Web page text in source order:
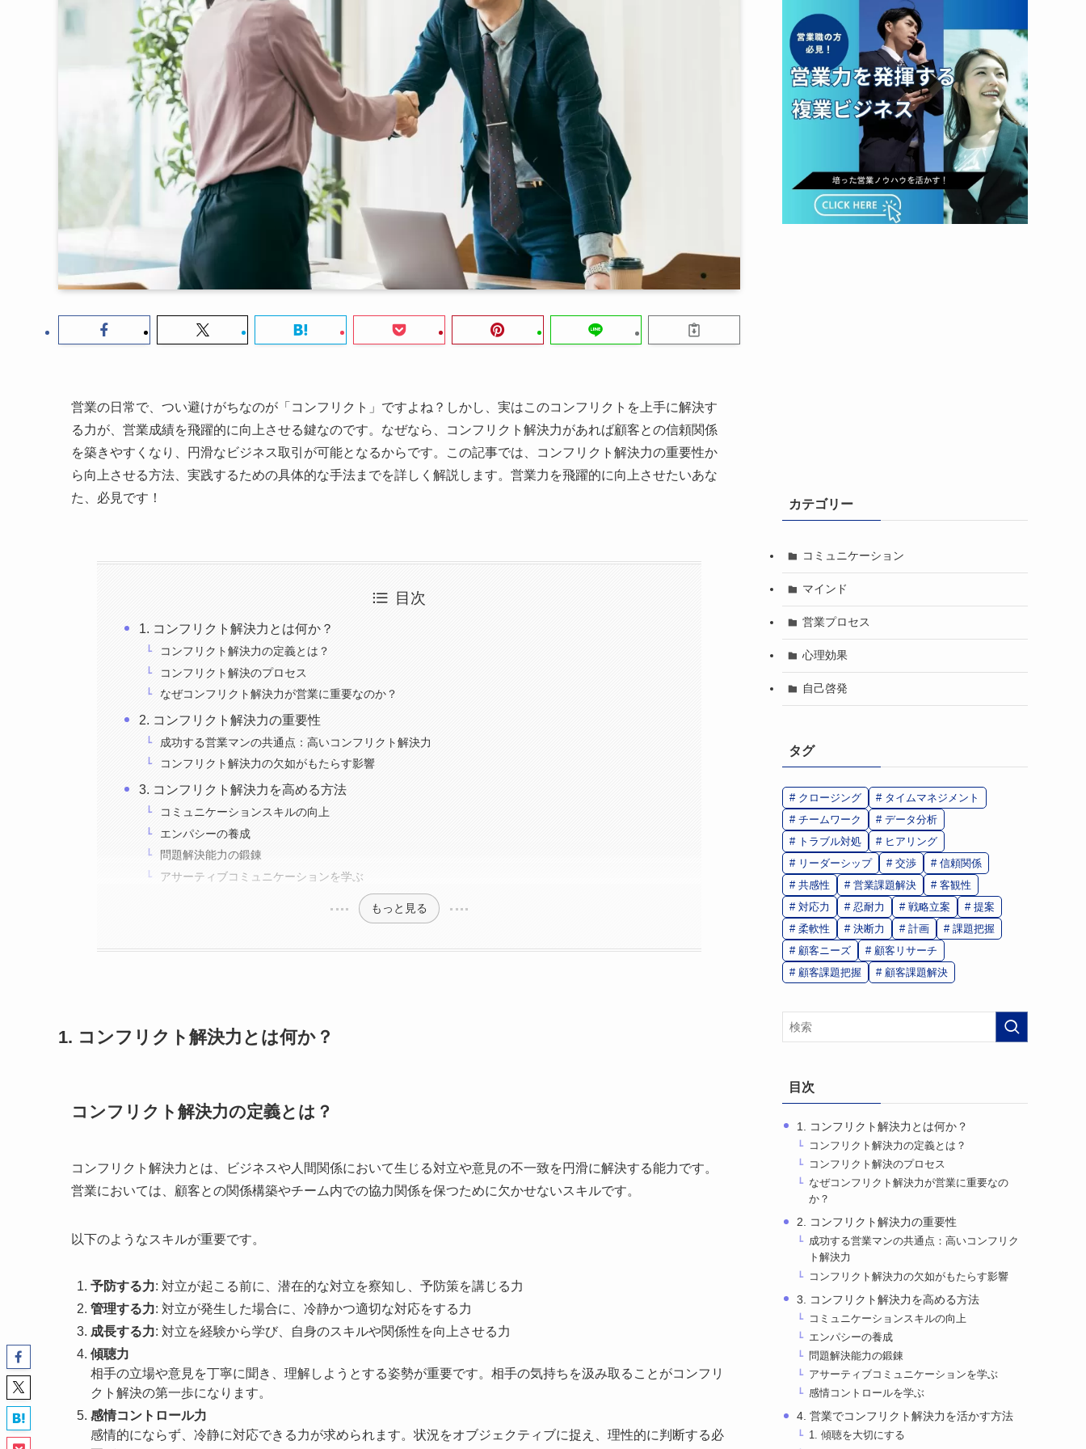
営業の日常で、つい避けがちなのが「コンフリクト」ですよね？しかし、実はこのコンフリクトを上手に解決す
る力が、営業成績を飛躍的に向上させる鍵なのです。なぜなら、コンフリクト解決力があれば顧客との信頼関係
を築きやすくなり、円滑なビジネス取引が可能となるからです。この記事では、コンフリクト解決力の重要性か
ら向上させる方法、実践するための具体的な手法までを詳しく解説します。営業力を飛躍的に向上させたいあな
た、必見です！
目次
1. コンフリクト解決力とは何か？
コンフリクト解決力の定義とは？
コンフリクト解決のプロセス
なぜコンフリクト解決力が営業に重要なのか？
2. コンフリクト解決力の重要性
成功する営業マンの共通点：高いコンフリクト解決力
コンフリクト解決力の欠如がもたらす影響
3. コンフリクト解決力を高める方法
コミュニケーションスキルの向上
エンパシーの養成
問題解決能力の鍛錬
アサーティブコミュニケーションを学ぶ
もっと見る
1. コンフリクト解決力とは何か？
コンフリクト解決力の定義とは？
コンフリクト解決力とは、ビジネスや人間関係において生じる対立や意見の不一致を円滑に解決する能力です。
営業においては、顧客との関係構築やチーム内での協力関係を保つために欠かせないスキルです。
以下のようなスキルが重要です。
予防する力: 対立が起こる前に、潜在的な対立を察知し、予防策を講じる力
管理する力: 対立が発生した場合に、冷静かつ適切な対応をする力
成長する力: 対立を経験から学び、自身のスキルや関係性を向上させる力
傾聴力
相手の立場や意見を丁寧に聞き、理解しようとする姿勢が重要です。相手の気持ちを汲み取ることがコンフリ
クト解決の第一歩になります。
感情コントロール力
感情的にならず、冷静に対応できる力が求められます。状況をオブジェクティブに捉え、理性的に判断する必
カテゴリー
コミュニケーション
マインド
営業プロセス
心理効果
自己啓発
タグ
クロージング
タイムマネジメント
チームワーク
データ分析
トラブル対処
ヒアリング
リーダーシップ
交渉
信頼関係
共感性
営業課題解決
客観性
対応力
忍耐力 戦略立案
提案
柔軟性
決断力 計画
課題把握
顧客ニーズ
顧客リサーチ
顧客課題把握
顧客課題解決
目次
1. コンフリクト解決力とは何か？
コンフリクト解決力の定義とは？
コンフリクト解決のプロセス
なぜコンフリクト解決力が営業に重要なの
か？
2. コンフリクト解決力の重要性
成功する営業マンの共通点：高いコンフリク
ト解決力
コンフリクト解決力の欠如がもたらす影響
3. コンフリクト解決力を高める方法
コミュニケーションスキルの向上
エンパシーの養成
問題解決能力の鍛錬
アサーティブコミュニケーションを学ぶ
感情コントロールを学ぶ
4. 営業でコンフリクト解決力を活かす方法
1. 傾聴を大切にする